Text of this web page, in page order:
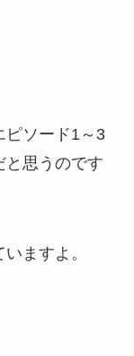
ピソード1～3
と思うのです
ますよ。